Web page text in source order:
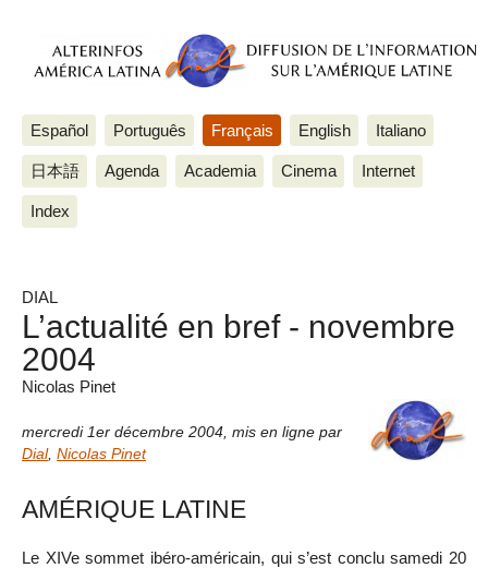
Español Português Français English Italiano
日本語 Agenda Academia Cinema Internet
Index
DIAL
L’actualité en bref - novembre
2004
Nicolas Pinet
mercredi 1er décembre 2004 mis en ligne par
Dial, Nicolas Pinet
AMÉRIQUE LATINE
Le XIVe sommet ibéro-américain, qui s’est conclu samedi 20